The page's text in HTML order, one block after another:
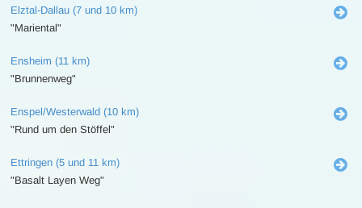
Elztal-Dallau (7 und 10 km)
"Mariental"
Ensheim (11 km)
"Brunnenweg"
Enspel/Westerwald (10 km)
"Rund um den Stöffel"
Ettringen (5 und 11 km)
"Basalt Layen Weg"